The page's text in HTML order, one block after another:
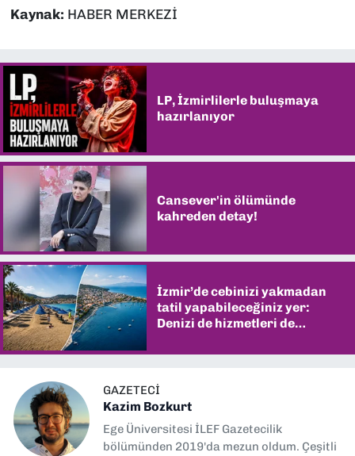
Kaynak: HABER MERKEZİ
LP, İzmirlilerle buluşmaya
hazırlanıyor
Cansever'in ölümünde
kahreden detay!
İzmir’de cebinizi yakmadan
tatil yapabileceğiniz yer:
Denizi de hizmetleri de
GAZETECI
Kazim Bozkurt
Ege Üniversitesi İLEF Gazetecilik
bölümünden 2019'da mezun oldum. Çeşitli